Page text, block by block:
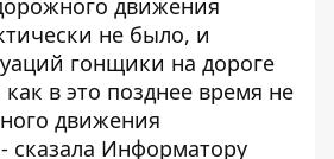
движения
не было, и
гонщики на дороге
как в это позднее время не
движения
сказала Информатору